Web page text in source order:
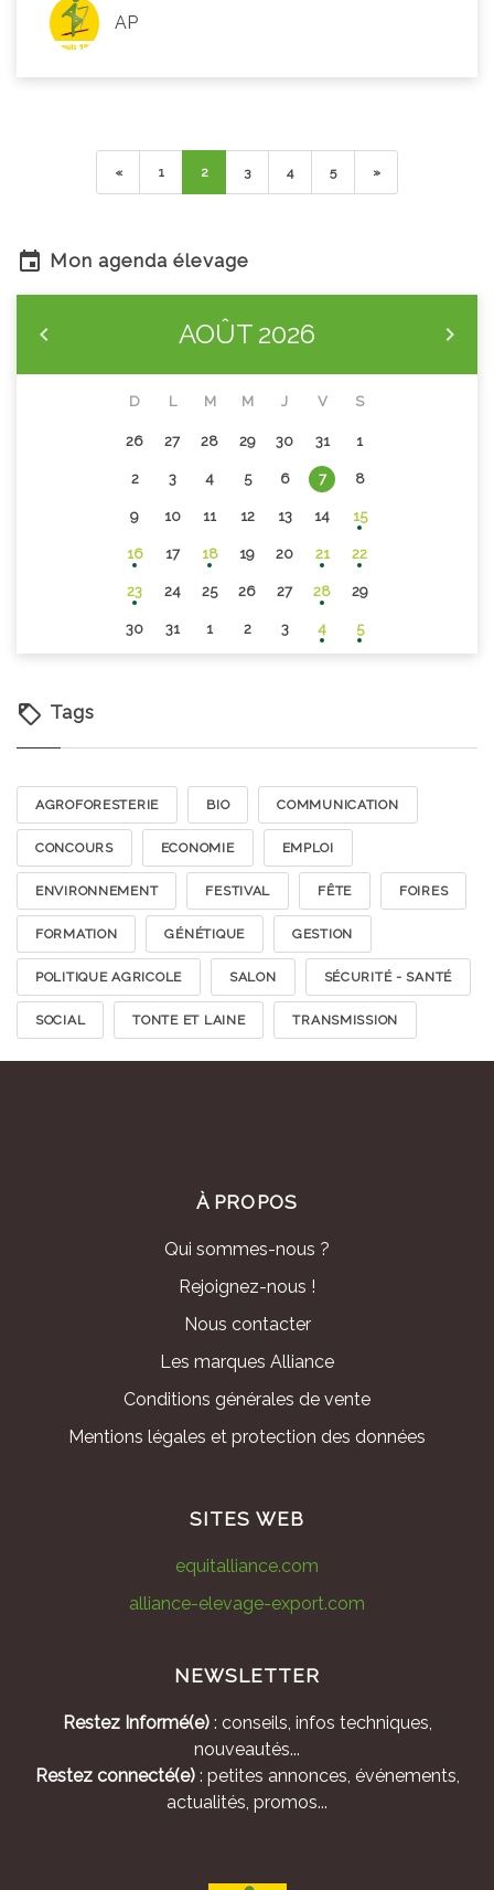
AP
« 1 2 3 4 5 »
Mon agenda élevage
AOÛT 2026
D L M M J V S
26 27 28 29 30 31 1
2 3 4 5 6 7 8
9 10 11 12 13 14 15
16 17 18 19 20 21 22
23 24 25 26 27 28 29
30 31 1 2 3 4 5
Tags
AGROFORESTERIE BIO COMMUNICATION
CONCOURS ECONOMIE EMPLOI
ENVIRONNEMENT FESTIVAL FÊTE FOIRES
FORMATION GÉNÉTIQUE GESTION
POLITIQUE AGRICOLE SALON SÉCURITÉ - SANTÉ
SOCIAL TONTE ET LAINE TRANSMISSION
À PROPOS
Qui sommes-nous ?
Rejoignez-nous !
Nous contacter
Les marques Alliance
Conditions générales de vente
Mentions légales et protection des données
SITES WEB
equitalliance.com
alliance-elevage-export.com
NEWSLETTER
Restez Informé(e): conseils, infos techniques,
nouveautés...
Restez connecté(e): petites annonces, événements,
actualités, promos...